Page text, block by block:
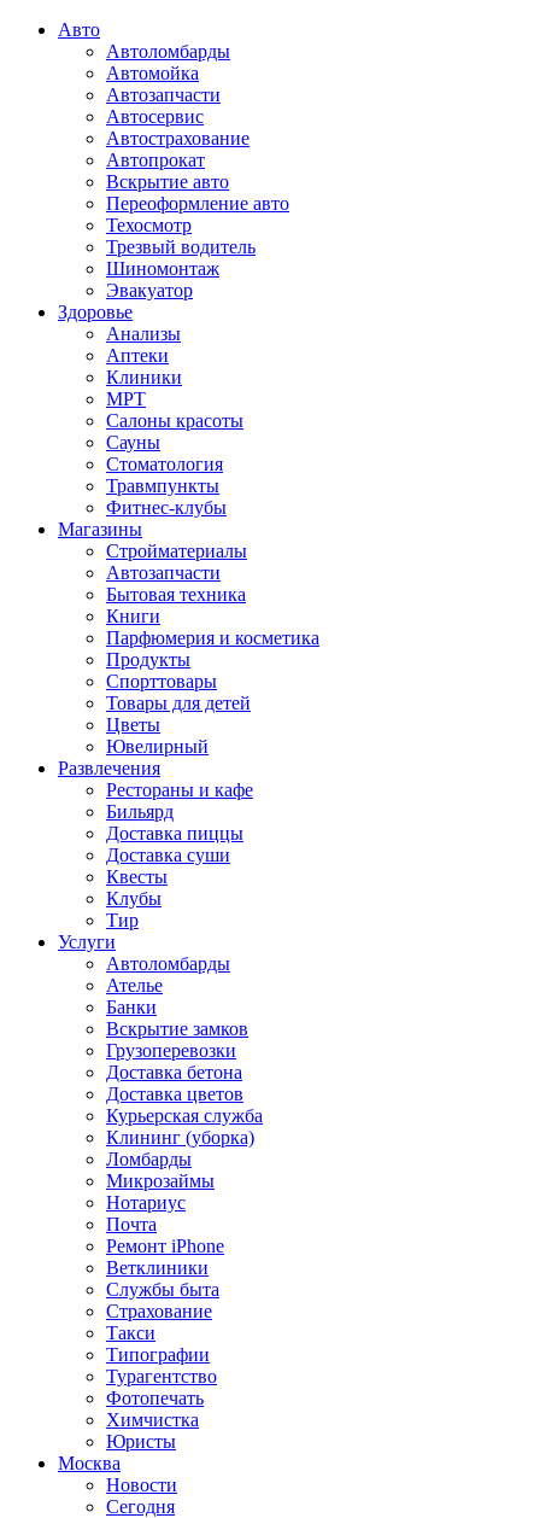
Авто
Автоломбарды
Автомойка
Автозапчасти
Автосервис
Автострахование
Автопрокат
Вскрытие авто
Переоформление авто
Техосмотр
Трезвый водитель
Шиномонтаж
Эвакуатор
Здоровье
Анализы
Аптеки
Клиники
МРТ
Салоны красоты
Сауны
Стоматология
Травмпункты
Фитнес-клубы
Магазины
Стройматериалы
Автозапчасти
Бытовая техника
Книги
Парфюмерия и косметика
Продукты
Спорттовары
Товары для детей
Цветы
Ювелирный
Развлечения
Рестораны и кафе
Бильярд
Доставка пиццы
Доставка суши
Квесты
Клубы
Тир
Услуги
Автоломбарды
Ателье
Банки
Вскрытие замков
Грузоперевозки
Доставка бетона
Доставка цветов
Курьерская служба
Клининг (уборка)
Ломбарды
Микрозаймы
Нотариус
Почта
Ремонт iPhone
Ветклиники
Службы быта
Страхование
Такси
Типографии
Турагентство
Фотопечать
Химчистка
Юристы
Москва
Новости
Сегодня